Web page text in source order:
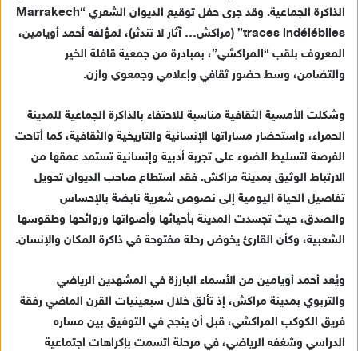
الذاكرة الجماعية. وقد جرى حفل توقيع الديوان الشعري “Marrakech
traces indélébiles” (مراكش… آثار لا تندثر)، لمؤلفه أحمد أويامين،
المعروف بلقب “المراكشي”، بمبادرة من جمعية قافلة الخير
والتضامن، وسط حضور ثقافي وإعلامي وجمعوي وازن.
وشكلت الأمسية الثقافية مناسبة للاحتفاء بالذاكرة الجماعية للمدينة
الحمراء، واستحضار مساراتها الإنسانية والتاريخية والثقافية، كما أتاحت
الفرصة لتسليط الضوء على تجربة أدبية وإنسانية تستمد عمقها من
الارتباط الوثيق بمدينة مراكش. فقد استطاع صاحب الديوان تحويل
تفاصيل الحياة اليومية إلى نصوص شعرية نابضة بالإحساس
والصدق، حيث تجسدت المدينة بأحيائها وأصواتها وروائحها وطقوسها
الشعبية، وكأن القارئ يخوض رحلة مفتوحة في ذاكرة المكان والإنسان.
ويُعد أحمد أويامين من الأسماء البارزة في المشهدين الرياضي
والتربوي بمدينة مراكش، إذ تألق خلال سبعينيات القرن الماضي رفقة
فريق الكوكب المراكشي، قبل أن ينجح في التوفيق بين مساره
الدراسي وشغفه الرياضي، في مرحلة اتسمت بإكراهات اجتماعية